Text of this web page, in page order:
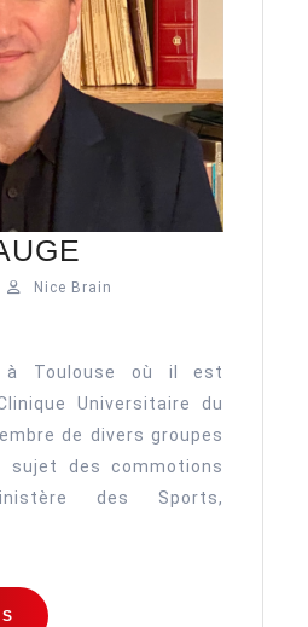
BRAUGE
Nice Brain
à Toulouse où il est
Universitaire du
de divers groupes
sujet des commotions
des Sports,